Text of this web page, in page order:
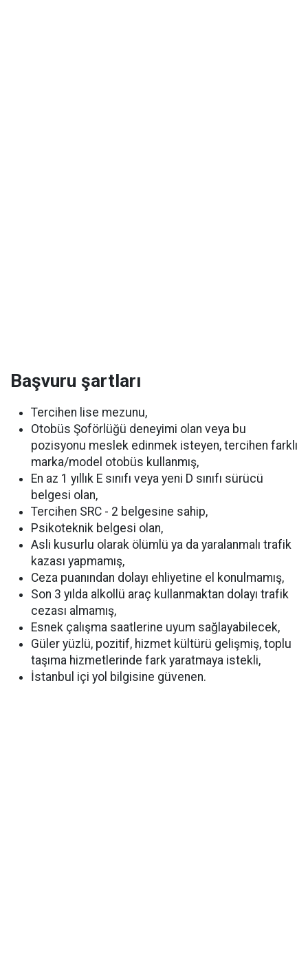
Başvuru şartları
Tercihen lise mezunu,
Otobüs Şoförlüğü deneyimi olan veya bu
pozisyonu meslek edinmek isteyen, tercihen farklı
marka/model otobüs kullanmış,
En az 1 yıllık E sınıfı veya yeni D sınıfı sürücü
belgesi olan,
Tercihen SRC - 2 belgesine sahip,
Psikoteknik belgesi olan,
Asli kusurlu olarak ölümlü ya da yaralanmalı trafik
kazası yapmamış,
Ceza puanından dolayı ehliyetine el konulmamış,
Son 3 yılda alkollü araç kullanmaktan dolayı trafik
cezası almamış,
Esnek çalışma saatlerine uyum sağlayabilecek,
Güler yüzlü, pozitif, hizmet kültürü gelişmiş, toplu
taşıma hizmetlerinde fark yaratmaya istekli,
İstanbul içi yol bilgisine güvenen.